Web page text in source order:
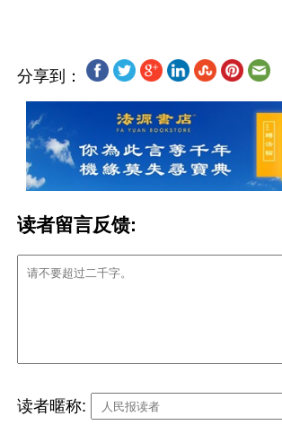
分享到：
读者留言反馈:
读者暱称: